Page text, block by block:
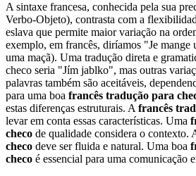
A sintaxe francesa, conhecida pela sua
Verbo-Objeto), contrasta com a
eslava que permite maior variação na
exemplo, em francês, diríamos "Je
uma maçã). Uma tradução direta e
checo seria "Jím jablko", mas outras
palavras também são aceitáveis,
para uma boa francês tradução para
estas diferenças estruturais. A francês
levar em conta essas características. Uma
checo de qualidade considera o contexto.
checo deve ser fluida e natural. Uma boa
checo é essencial para uma comunicação